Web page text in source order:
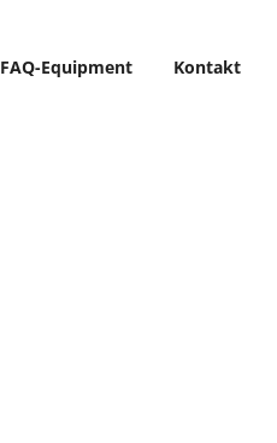
FAQ-Equipment Kontakt